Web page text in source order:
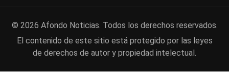
© 2026 Afondo Noticias. Todos los derechos reservados.
El contenido de este sitio está protegido por las leyes
de derechos de autor y propiedad intelectual.